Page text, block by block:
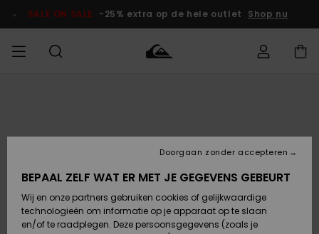
Productinformatie
SALE ON SALE -25% extra op de hele outlet Shop nu
Accessoires
Schoenen &
Slippers
JONGENS
Accessoires
Schoenen &
Slippers
DAMES
Highlights
SURF
Surf Shop
Highlights
Snow Shop
Dames
Kinderen
VROUW
Retouren
Betaling
BEPAAL ZELF WAT ER MET JE GEGEVENS GEBEURT
Wij en onze partners gebruiken cookies of gelijkwaardige
technologieën om informatie op je apparaat op te slaan
en/of te raadplegen. Deze persoonsgegevens (zoals je
Doorgaan zonder accepteren